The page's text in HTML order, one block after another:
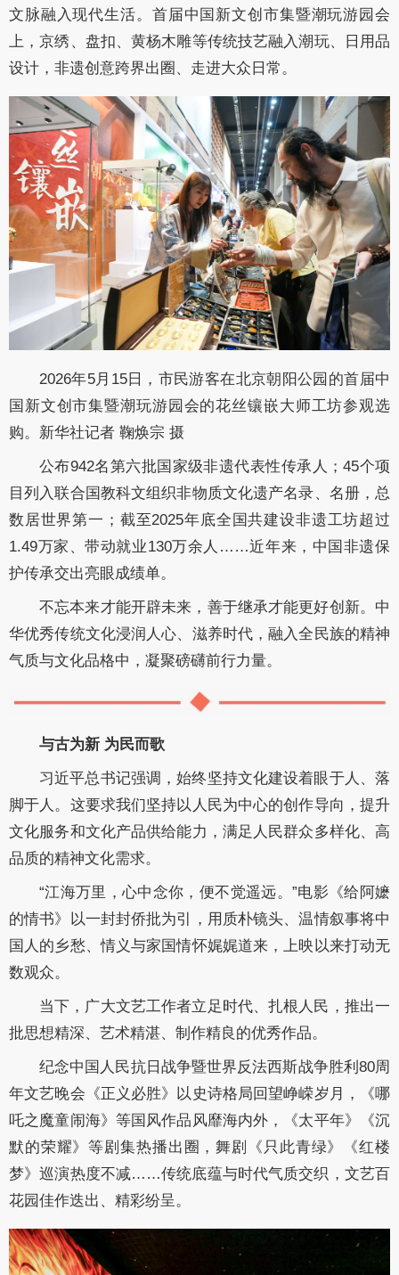
文脉融入现代生活。首届中国新文创市集暨潮玩游园会
上，京绣、盘扣、黄杨木雕等传统技艺融入潮玩、日用品
设计，非遗创意跨界出圈、走进大众日常。
2026年5月15日，市民游客在北京朝阳公园的首届中
国新文创市集暨潮玩游园会的花丝镶嵌大师工坊参观选
购。新华社记者 鞠焕宗 摄
公布942名第六批国家级非遗代表性传承人；45个项
目列入联合国教科文组织非物质文化遗产名录、名册，总
数居世界第一；截至2025年底全国共建设非遗工坊超过
1.49万家、带动就业130万余人……近年来，中国非遗保
护传承交出亮眼成绩单。
不忘本来才能开辟未来，善于继承才能更好创新。中
华优秀传统文化浸润人心、滋养时代，融入全民族的精神
气质与文化品格中，凝聚磅礴前行力量。
与古为新 为民而歌
习近平总书记强调，始终坚持文化建设着眼于人、落
脚于人。这要求我们坚持以人民为中心的创作导向，提升
文化服务和文化产品供给能力，满足人民群众多样化、高
品质的精神文化需求。
“江海万里，心中念你，便不觉遥远。”电影《给阿嬷
的情书》以一封封侨批为引，用质朴镜头、温情叙事将中
国人的乡愁、情义与家国情怀娓娓道来，上映以来打动无
数观众。
当下，广大文艺工作者立足时代、扎根人民，推出一
批思想精深、艺术精湛、制作精良的优秀作品。
纪念中国人民抗日战争暨世界反法西斯战争胜利80周
年文艺晚会《正义必胜》以史诗格局回望峥嵘岁月，《哪
吒之魔童闹海》等国风作品风靡海内外，《太平年》《沉
默的荣耀》等剧集热播出圈，舞剧《只此青绿》《红楼
梦》巡演热度不减……传统底蕴与时代气质交织，文艺百
花园佳作迭出、精彩纷呈。